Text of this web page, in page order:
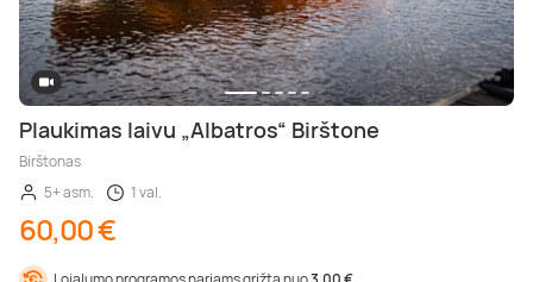
Plaukimas laivu „Albatros“ Birštone
Birštonas
5+ asm.
1 val.
60,00 €